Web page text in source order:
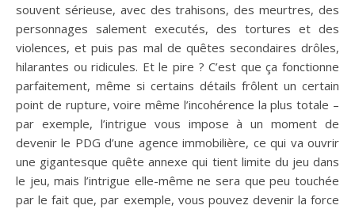
souvent sérieuse, avec des trahisons, des meurtres, des
personnages salement executés, des tortures et des
violences, et puis pas mal de quêtes secondaires drôles,
hilarantes ou ridicules. Et le pire ? C’est que ça fonctionne
parfaitement, même si certains détails frôlent un certain
point de rupture, voire même l’incohérence la plus totale –
par exemple, l’intrigue vous impose à un moment de
devenir le PDG d’une agence immobilière, ce qui va ouvrir
une gigantesque quête annexe qui tient limite du jeu dans
le jeu, mais l’intrigue elle-même ne sera que peu touchée
par le fait que, par exemple, vous pouvez devenir la force